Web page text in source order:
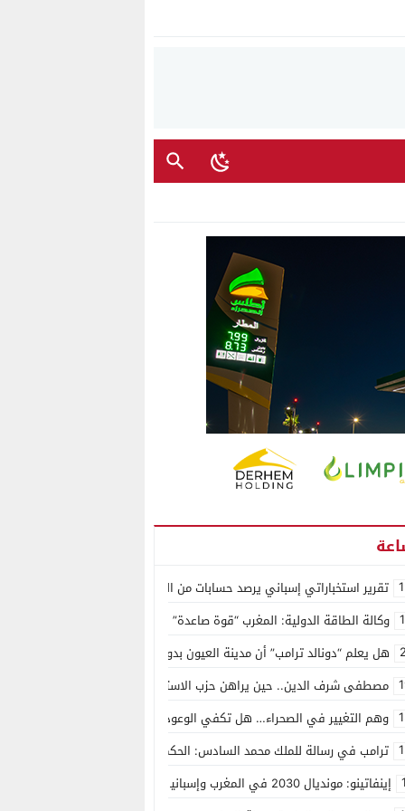
تقرير استخباراتي إسباني يرصد حسابات من الجزائر وأرقاما بـ”213+” ضمن حملة رقمية منظمة حرّضت على اقتحام سبتة
وكالة الطاقة الدولية: المغرب “قوة صاعدة” في سوق المعادن الاستراتيجية
هل يعلم “دونالد ترامب” أن مدينة العيون بدون ماء؟
مصطفى شرف الدين.. حين يراهن حزب الاستقلال على الكفاءة ويمنح الشباب
وهم التغيير في الصحراء… هل تكفي الوعود الفارغة لصناعة الواقع؟
ترامب في رسالة للملك محمد السادس: الحكم الذاتي هو الأساس الوحيد لحل
إينفاتينو: مونديال 2030 في المغرب وإسبانيا والبرتغال سيكون “الأجمل في التاريخ”